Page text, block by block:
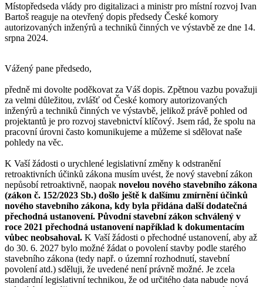
Místopředseda vlády pro digitalizaci a ministr pro místní rozvoj Ivan
Bartoš reaguje na otevřený dopis předsedy České komory
autorizovaných inženýrů a techniků činných ve výstavbě ze dne 14.
srpna 2024.
Vážený pane předsedo,
předně mi dovolte poděkovat za Váš dopis. Zpětnou vazbu považuji
za velmi důležitou, zvlášť od České komory autorizovaných
inženýrů a techniků činných ve výstavbě, jelikož právě pohled od
projektantů je pro rozvoj stavebnictví klíčový. Jsem rád, že spolu na
pracovní úrovni často komunikujeme a můžeme si sdělovat naše
pohledy na věc.
K Vaší žádosti o urychlené legislativní změny k odstranění
retroaktivních účinků zákona musím uvést, že nový stavební zákon
nepůsobí retroaktivně, naopak novelou nového stavebního zákona
(zákon č. 152/2023 Sb.) došlo ještě k dalšímu zmírnění účinků
nového stavebního zákona, kdy byla přidána další dodatečná
přechodná ustanovení. Původní stavební zákon schválený v
roce 2021 přechodná ustanovení například k dokumentacím
vůbec neobsahoval. K Vaší žádosti o přechodné ustanovení, aby až
do 30. 6. 2027 bylo možné žádat o povolení stavby podle starého
stavebního zákona (tedy např. o územní rozhodnutí, stavební
povolení atd.) sděluji, že uvedené není právně možné. Je zcela
standardní legislativní technikou, že od určitého data nabude nová